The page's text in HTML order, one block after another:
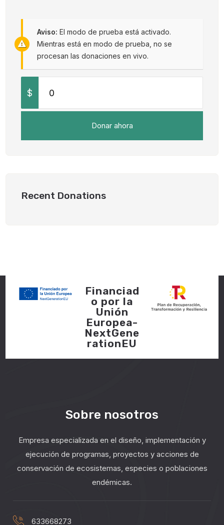
Aviso: El modo de prueba está activado.
Mientras está en modo de prueba, no se
procesan las donaciones en vivo.
$ 0
Donar ahora
Recent Donations
Financiad
o por la
Unión
Europea-
NextGene
rationEU
Sobre nosotros
Empresa especializada en el diseño, implementación y
ejecución de programas, proyectos y acciones de
conservación de ecosistemas, especies o poblaciones
endémicas.
633668273